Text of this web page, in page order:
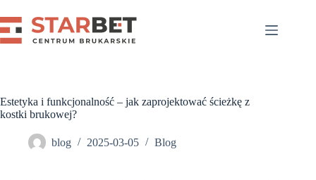
do
treści
Estetyka i funkcjonalność – jak zaprojektować ścieżkę z
kostki brukowej?
blog 2025-03-05 Blog